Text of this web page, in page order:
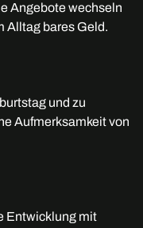
Angebote wechseln
Alltag bares Geld.
und zu
Aufmerksamkeit von
Entwicklung mit